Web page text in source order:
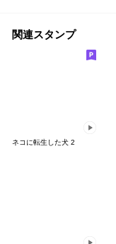
関連スタンプ
ネコに転生した犬 2